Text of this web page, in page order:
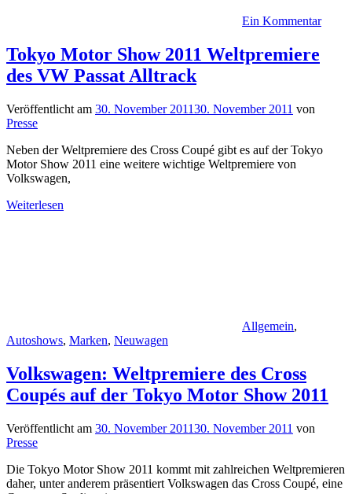
Ein Kommentar
Tokyo Motor Show 2011 Weltpremiere
des VW Passat Alltrack
Veröffentlicht am 30. November 201130. November 2011 von
Presse
Neben der Weltpremiere des Cross Coupé gibt es auf der Tokyo
Motor Show 2011 eine weitere wichtige Weltpremiere von
Volkswagen,
Weiterlesen
Allgemein,
Autoshows, Marken, Neuwagen
Volkswagen: Weltpremiere des Cross
Coupés auf der Tokyo Motor Show 2011
Veröffentlicht am 30. November 201130. November 2011 von
Presse
Die Tokyo Motor Show 2011 kommt mit zahlreichen Weltpremieren
daher, unter anderem präsentiert Volkswagen das Cross Coupé, eine